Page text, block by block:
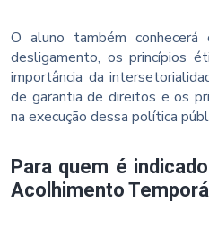
O aluno também
desligamento, os princípios
importância da
de garantia de direitos e os
na execução dessa política
Para quem é
Acolhimento